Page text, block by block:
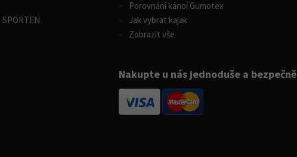
Porovnání kánoí Gumotex
Jak vybrat kajak
Zobrazit vše
Nakupte u nás jednoduše a bezpečně